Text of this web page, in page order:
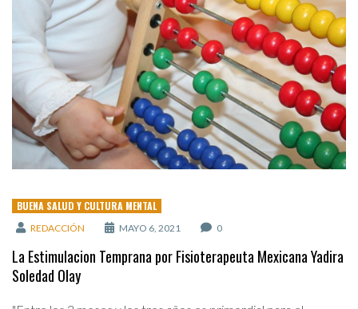
BUENA SALUD Y CULTURA MENTAL
REDACCIÓN MAYO 6, 2021 0
La Estimulacion Temprana por Fisioterapeuta Mexicana Yadira
Soledad Olay